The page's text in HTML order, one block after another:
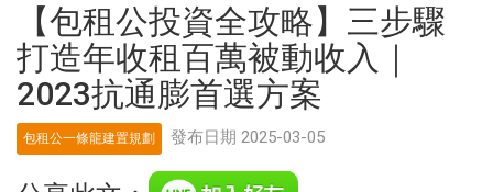
【包租公投資全攻略】三步驟
打造年收租百萬被動收入｜
2023抗通膨首選方案
包租公一條龍建置規劃 發布日期 2025-03-05